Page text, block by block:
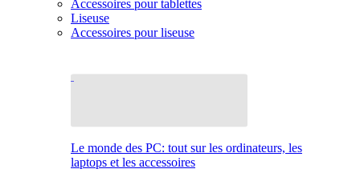
Accessoires pour tablettes
Liseuse
Accessoires pour liseuse
Le monde des PC: tout sur les ordinateurs, les
laptops et les accessoires